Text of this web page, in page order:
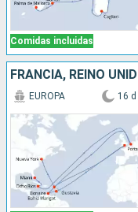
Comidas incluidas
EUROPA 16 d